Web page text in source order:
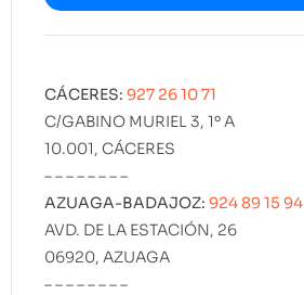
CÁCERES: 927 26 10 71
C/GABINO MURIEL 3, 1º A
10.001, CÁCERES
– – – – – – – –
AZUAGA-BADAJOZ: 924 89 15 94
AVD. DE LA ESTACIÓN, 26
06920, AZUAGA
– – – – – – – –